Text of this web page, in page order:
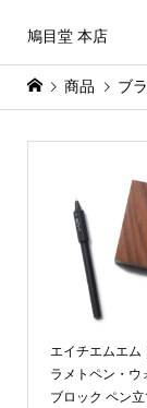
鳩目堂 本店
商品 ブ
エイチエムエム
ラメトペン・ウ
ブロック ペン